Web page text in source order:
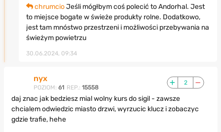
chrumcioJeśli mógłbym coś polecić to Andorhal. Jest
to miejsce bogate w świeże produkty rolne. Dodatkowo,
jest tam mnóstwo przestrzeni i możliwości przebywania na
świeżym powietrzu
30.06.2024, 09:34
nyx
POZIOM: 61 REP.: 15558
2
daj znac jak bedziesz mial wolny kurs do sigil - zawsze
chcialem odwiedzic miasto drzwi, wyrzucic klucz i zobaczyc
gdzie trafie, hehe